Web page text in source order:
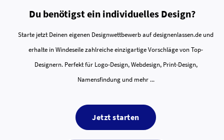
Du benötigst ein individuelles Design?
Starte jetzt Deinen eigenen Designwettbewerb auf designenlassen.de und
erhalte in Windeseile zahlreiche einzigartige Vorschläge von Top-
Designern. Perfekt für Logo-Design, Webdesign, Print-Design,
Namensfindung und mehr ...
Jetzt starten